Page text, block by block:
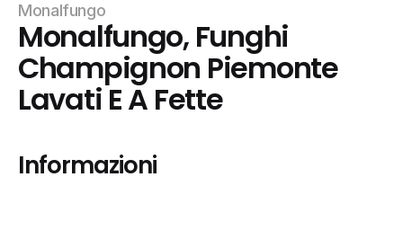
Monalfungo
Monalfungo, Funghi
Champignon Piemonte
Lavati E A Fette
Informazioni